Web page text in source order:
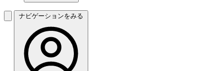
ナビゲーションをみる